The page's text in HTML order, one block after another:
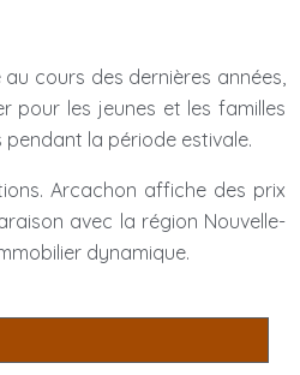
cours des dernières années,
pour les jeunes et les familles
la période estivale.
Arcachon affiche des prix
avec la région Nouvelle-
dynamique.